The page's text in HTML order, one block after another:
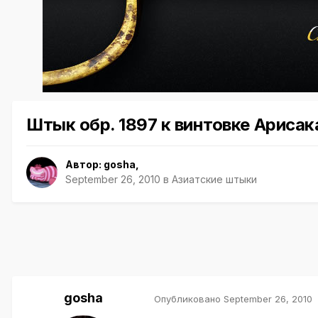
Штык обр. 1897 к винтовке
Автор: gosha
September 26, 2010 в Азиатские штыки
gosha Опубликовано September 26, 2010